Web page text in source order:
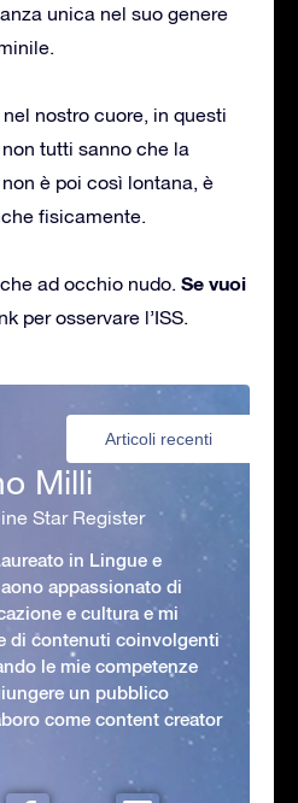
unica nel suo genere
nostro cuore, in questi
tutti sanno che la
non è poi così lontana, è
fisicamente.
ad occhio nudo. Se vuoi
per osservare l’ISS.
Articoli recenti
Milli
Star Register
in Lingue e
appassionato di
e cultura e mi
di contenuti coinvolgenti
le mie competenze
un pubblico
come content creator